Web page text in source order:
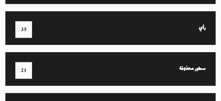
رأي 35
سطور محذوفة 21